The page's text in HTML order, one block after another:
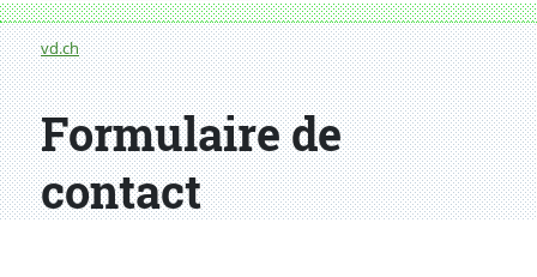
Fil d'Ariane
vd.ch
Formulaire de contact
Formulaire de
contact